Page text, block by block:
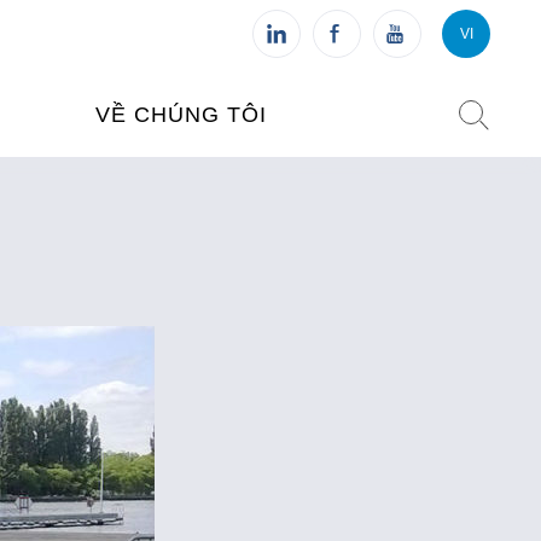
NAM
VỀ CHÚNG TÔI
CHI NHÁNH: ĐÀ NẴNG
CHI NHÁNH: TPHCM
VI
VI FR